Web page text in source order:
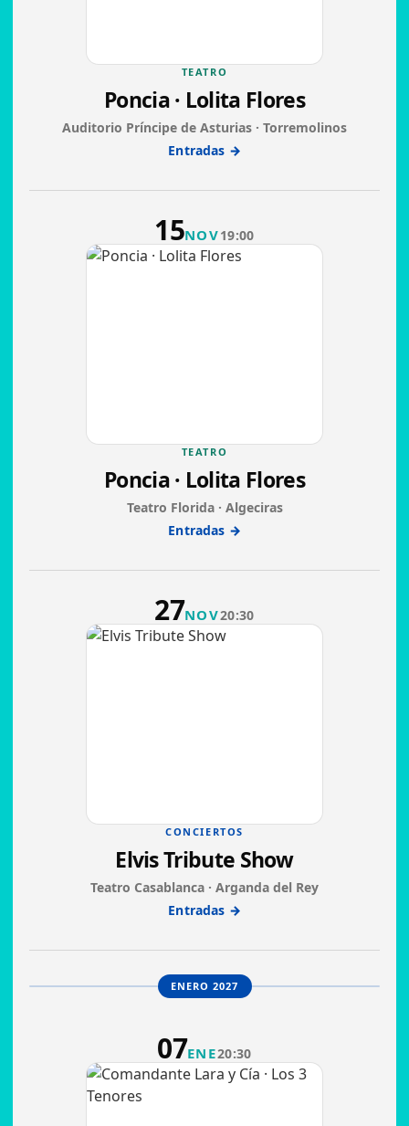
TEATRO
Poncia · Lolita Flores
Auditorio Príncipe de Asturias · Torremolinos
Entradas →
15NOV19:00
TEATRO
Poncia · Lolita Flores
Teatro Florida · Algeciras
Entradas →
27NOV20:30
CONCIERTOS
Elvis Tribute Show
Teatro Casablanca · Arganda del Rey
Entradas →
ENERO 2027
07ENE20:30